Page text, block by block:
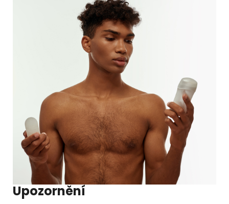
Upozornění